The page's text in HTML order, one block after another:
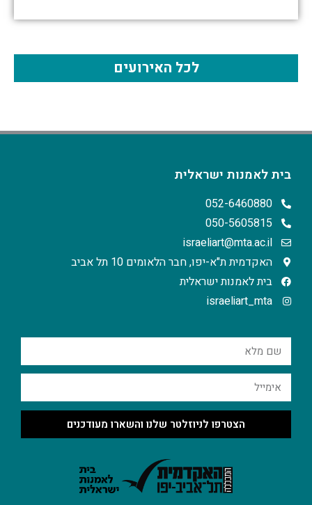
לכל האירועים
בית לאמנות ישראלית
052-6460880
050-5605815
israeliart@mta.ac.il
האקדמית ת"א-יפו, חבר הלאומים 10 תל אביב
בית לאמנות ישראלית
israeliart_mta
הצטרפו לניוזלטר שלנו והשארו מעודכנים